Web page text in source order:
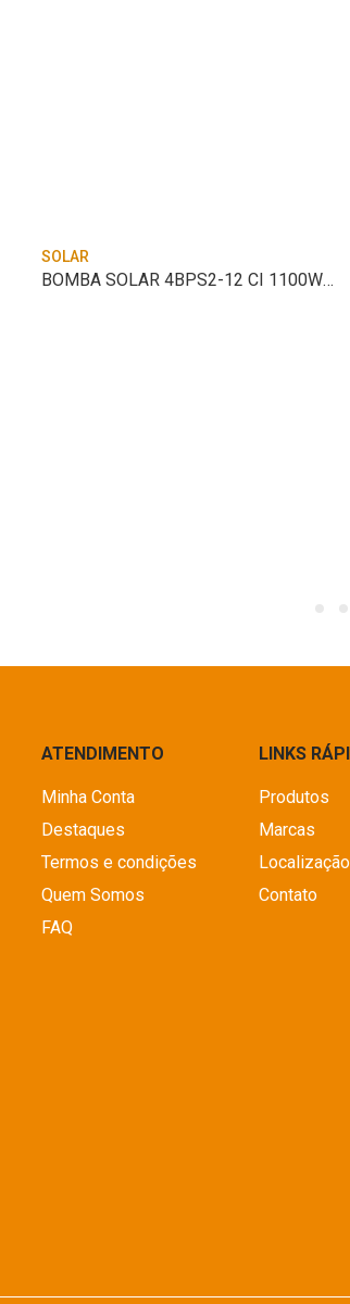
SOLAR
BOMBA SOLAR 4BPS2-12 CI 1100W 144V
ATENDIMENTO
Minha Conta
Destaques
Termos e condições
Quem Somos
FAQ
LINKS
Produtos
Marcas
Localização
Contato